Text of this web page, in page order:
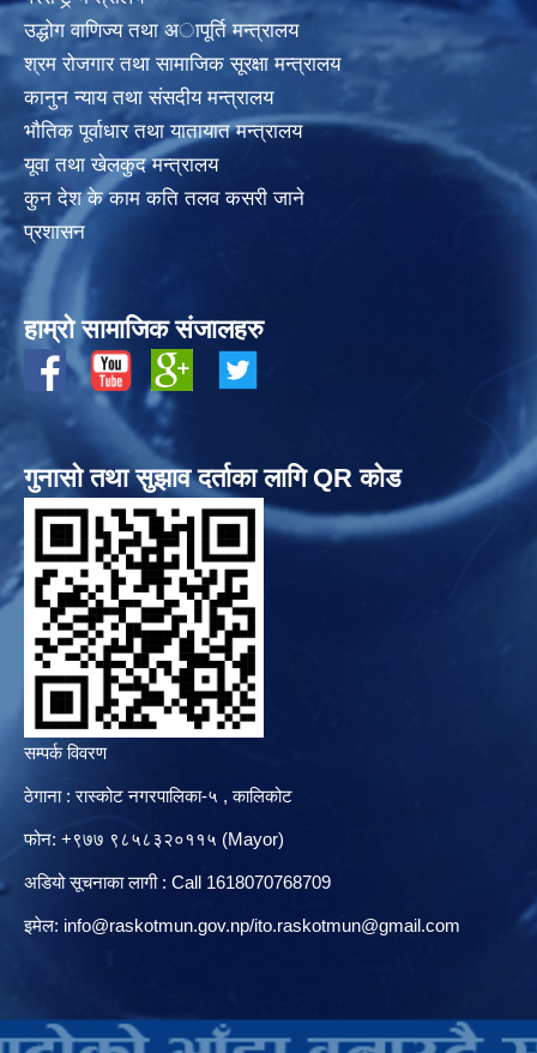
उद्धोग वाणिज्य तथा अापूर्ति मन्त्रालय
श्रम रोजगार तथा सामाजिक सूरक्षा मन्त्रालय
कानुन न्याय तथा संसदीय मन्त्रालय
भाैतिक पूर्वाधार तथा यातायात मन्त्रालय
यूवा तथा खेलकुद मन्त्रालय
कुन देश के काम कति तलव कसरी जाने
प्रशासन
हाम्रो सामाजिक संजालहरु
गुनासो तथा सुझाव दर्ताका लागि QR कोड
सम्पर्क विवरण
ठेगाना : रास्कोट नगरपालिका-५ , कालिकोट
फोन: +९७७ ९८५८३२०११५ (Mayor)
अडियो सूचनाका लागी : Call 1618070768709
इमेल: info@raskotmun.gov.np/ito.raskotmun@gmail.com